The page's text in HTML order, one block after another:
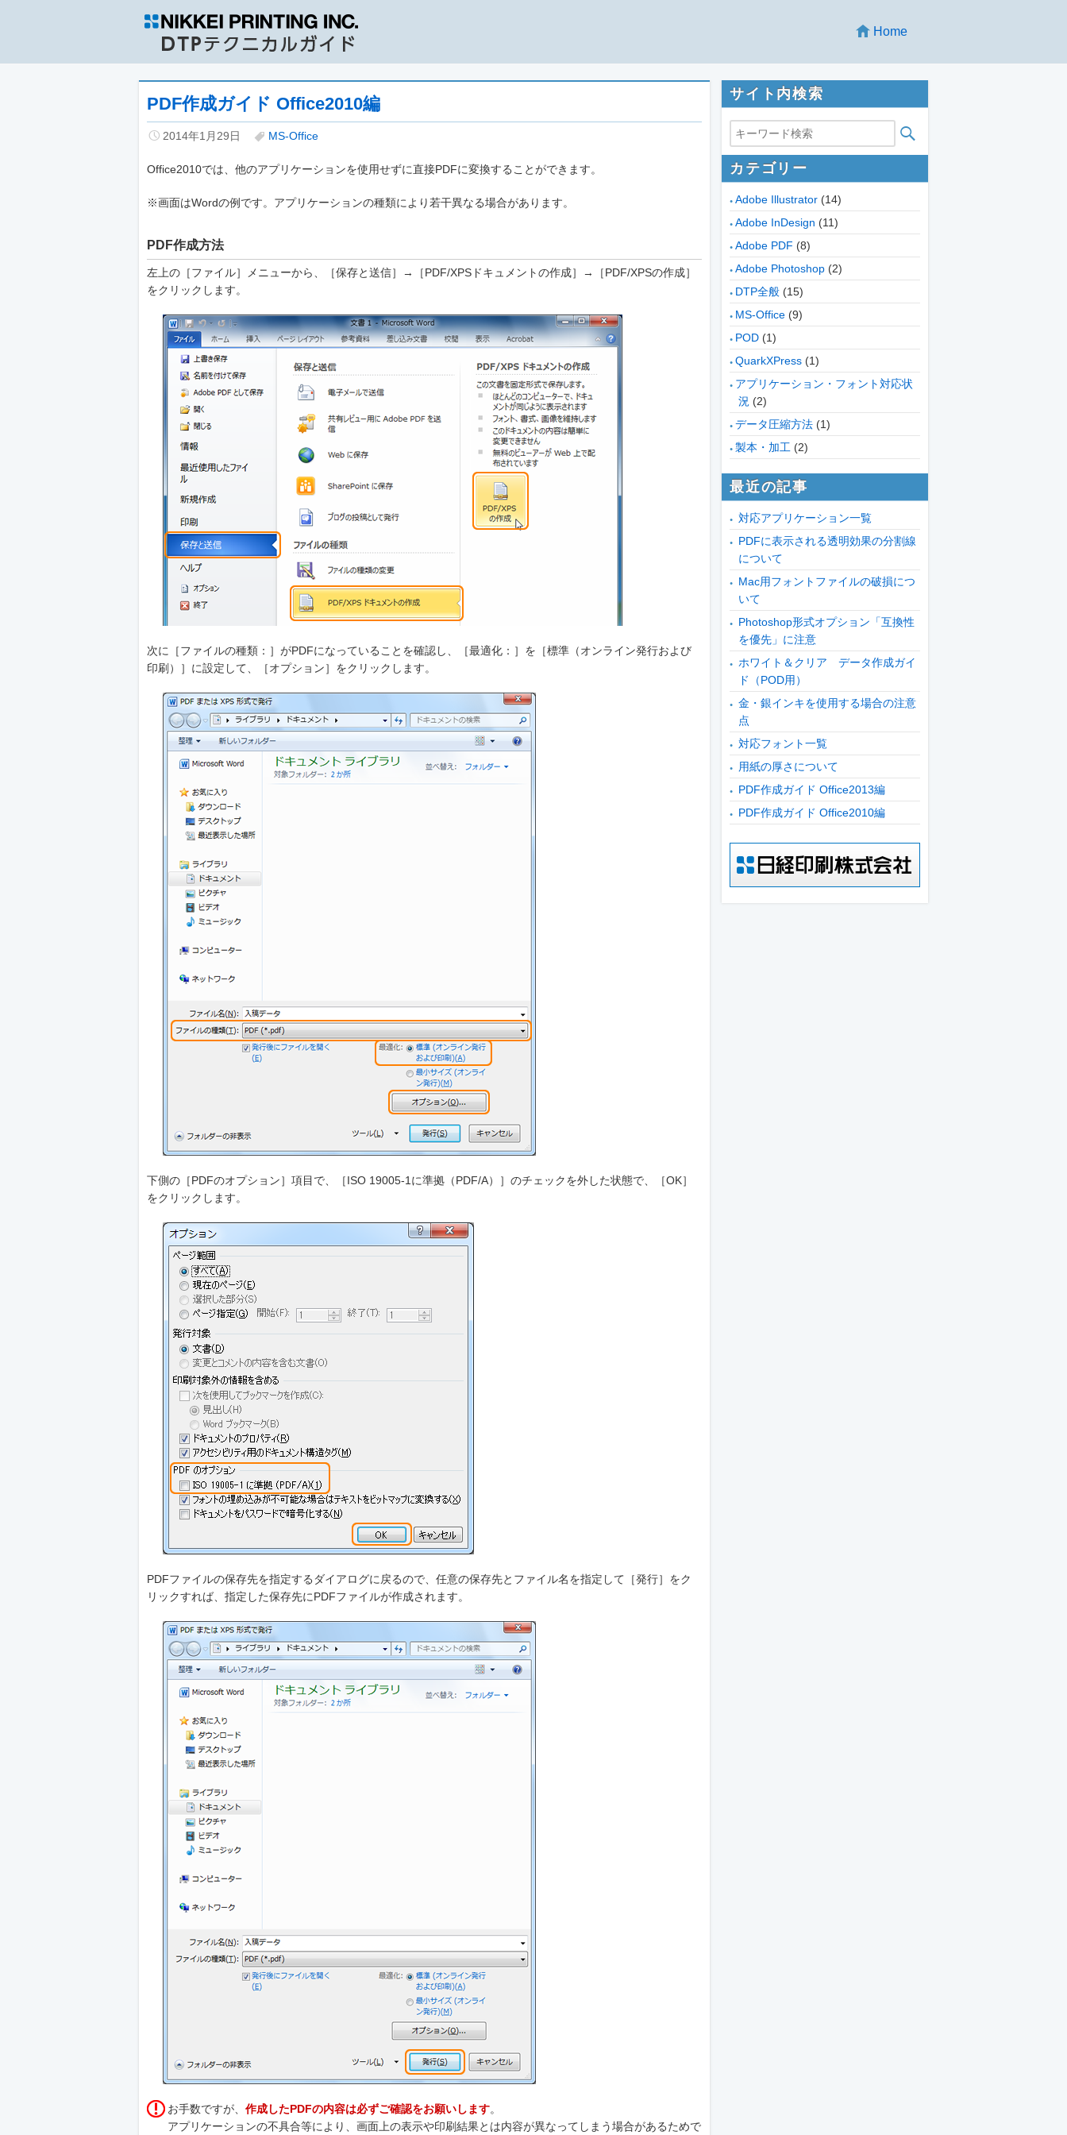
Home
PDF作成ガイド Office2010編
2014年1月29日 MS-Office
Office2010では、他のアプリケーションを使用せずに直接PDFに変換することができます。
※画面はWordの例です。アプリケーションの種類により若干異なる場合があります。
PDF作成方法
左上の［ファイル］メニューから、［保存と送信］→［PDF/XPSドキュメントの作成］→［PDF/XPSの作成］
をクリックします。
次に［ファイルの種類：］がPDFになっていることを確認し、［最適化：］を［標準（オンライン発行および
印刷）］に設定して、［オプション］をクリックします。
下側の［PDFのオプション］項目で、［ISO 19005-1に準拠（PDF/A）］のチェックを外した状態で、［OK］
をクリックします。
PDFファイルの保存先を指定するダイアログに戻るので、任意の保存先とファイル名を指定して［発行］をク
リックすれば、指定した保存先にPDFファイルが作成されます。
お手数ですが、 作成したPDFの内容は必ずご確認をお願いします。
アプリケーションの不具合等により、画面上の表示や印刷結果とは内容が異なってしまう場合があるためで
サイト内検索

カテゴリー
Adobe Illustrator (14)
Adobe InDesign (11)
Adobe PDF (8)
Adobe Photoshop (2)
DTP全般 (15)
MS-Office (9)
POD (1)
QuarkXPress (1)
アプリケーション・フォント対応状
況 (2)
データ圧縮方法 (1)
製本・加工 (2)
最近の記事
対応アプリケーション一覧
PDFに表示される透明効果の分割線
について
Mac用フォントファイルの破損につ
いて
Photoshop形式オプション「互換性
を優先」に注意
ホワイト＆クリア データ作成ガイ
ド（POD用）
金・銀インキを使用する場合の注意
点
対応フォント一覧
用紙の厚さについて
PDF作成ガイド Office2013編
PDF作成ガイド Office2010編